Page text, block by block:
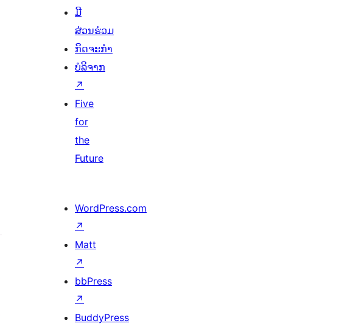
ມີ
ສ່ວນຮ່ວມ
ກິດຈະກຳ
ບໍລິຈາກ
↗
Five
for
the
Future
WordPress.com
↗
Matt
↗
bbPress
↗
BuddyPress